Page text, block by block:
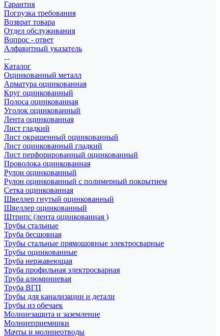
Гарантия
Погрузка требования
Возврат товара
Отдел обслуживания
Вопрос - ответ
Алфавитный указатель
...
Каталог
Оцинкованный металл
Арматура оцинкованная
Круг оцинкованный
Полоса оцинкованная
Уголок оцинкованный
Лента оцинкованная
Лист гладкий
Лист окрашенный оцинкованный
Лист оцинкованный гладкий
Лист перфорированный оцинкованный
Проволока оцинкованная
Рулон оцинкованный
Рулон оцинкованный с полимерный покрытием
Сетка оцинкованная
Швеллер гнутый оцинкованный
Швеллер оцинкованный
Штрипс (лента оцинкованная )
Трубы стальные
Труба бесшовная
Трубы стальные прямошовные электросварные
Трубы оцинкованные
Труба нержавеющая
Труба профильная электросварная
Труба алюминиевая
Труба ВГП
Трубы для канализации и детали
Трубы из обечаек
Молниезащита и заземление
Молниеприемники
Мачты и молниеотводы